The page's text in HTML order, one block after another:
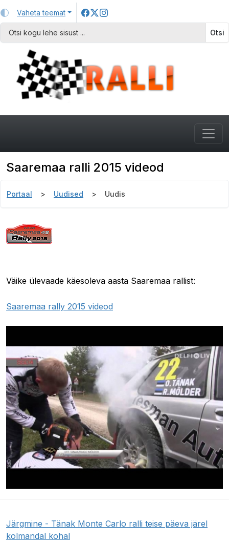
Vaheta teemat
Otsi
Saaremaa ralli 2015 videod
Portaal Uudised Uudis
Väike ülevaade käesoleva aasta Saaremaa rallist:
Saaremaa rally 2015 videod
Järgmine - Tänak Monte Carlo ralli teise päeva järel
kolmandal kohal